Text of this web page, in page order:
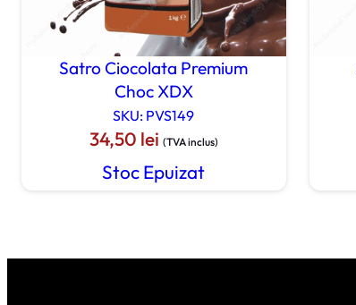
Satro Ciocolata Premium
Choc XDX
SKU: PVS149
34,50 lei (TVA inclus)
Stoc Epuizat